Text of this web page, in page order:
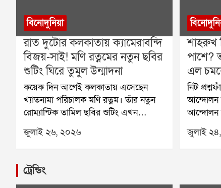
বিনোদুনিয়া
রাত দুটোর কলকাতায় ক্যামেরাবন্দি
বিজয়-সাই! মণি রত্নমের নতুন ছবির
শুটিং ঘিরে তুমুল উন্মাদনা
কয়েক দিন আগেই কলকাতায় এসেছেন
খ্যাতনামা পরিচালক মণি রত্নম। তাঁর নতুন
রোম্যান্টিক তামিল ছবির শুটিং এখন
জোরকদমে চলছে শহরের বিভিন্ন প্রান্তে।
শনিবার গভীর রাতে হাওড়া ব্রিজে ছবির
একটি গুরুত্বপূর্ণ দৃশ্যের শুটিং করেন বিজয়
সেতুপতি ও সাই পল্লবী। রাত হলেও সেখানে
উপস্থিত কয়েক জন পথচারী তাঁদের দেখে
জুলাই ২৬, ২০২৬
শাহরুখ
পাশে?
এল
নিট
আন্দোলন
আন্দোলন
সোনম
জুলাই
ট্রেন্ডিং